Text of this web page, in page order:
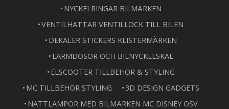
NYCKELRINGAR BILMÄRKEN
VENTILHATTAR VENTILLOCK TILL BILEN
DEKALER STICKERS KLISTERMÄRKEN
LARMDOSOR OCH BILNYCKELSKAL
ELSCOOTER TILLBEHÖR & STYLING
MC TILLBEHÖR STYLING
3D DESIGN GADGETS
NATTLAMPOR MED BILMÄRKEN MC DISNEY OSV